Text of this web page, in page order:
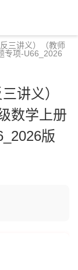
三讲义）（教师
专项-U66_2026
讲义）
数学上册
版